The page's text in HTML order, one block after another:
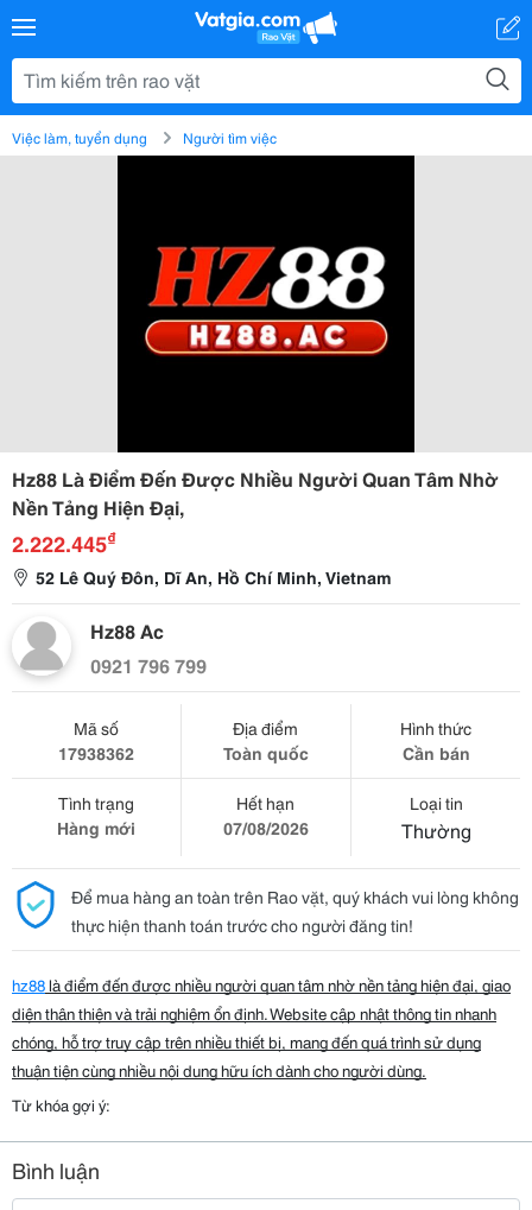
Việc làm, tuyển dụng Người tìm việc
Hz88 Là Điểm Đến Được Nhiều Người Quan Tâm Nhờ
Nền Tảng Hiện Đại,
2.222.445₫
52 Lê Quý Đôn, Dĩ An, Hồ Chí Minh, Vietnam
Hz88 Ac
0921 796 799
Mã số
17938362
Địa điểm
Toàn quốc
Hình thức
Cần bán
Tình trạng
Hàng mới
Hết hạn
07/08/2026
Loại tin
Thường
Để mua hàng an toàn trên Rao vặt, quý khách vui lòng không
thực hiện thanh toán trước cho người đăng tin!
hz88là điểm đến được nhiều người quan tâm nhờ nền tảng hiện đại, giao
diện thân thiện và trải nghiệm ổn định. Website cập nhật thông tin nhanh
chóng, hỗ trợ truy cập trên nhiều thiết bị, mang đến quá trình sử dụng
thuận tiện cùng nhiều nội dung hữu ích dành cho người dùng.
Từ khóa gợi ý:
Bình luận